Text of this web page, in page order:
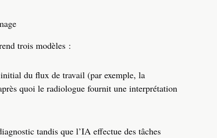
trois modèles :
du flux de travail (par exemple, la
quoi le radiologue fournit une interprétation
tandis que l’IA effectue des tâches